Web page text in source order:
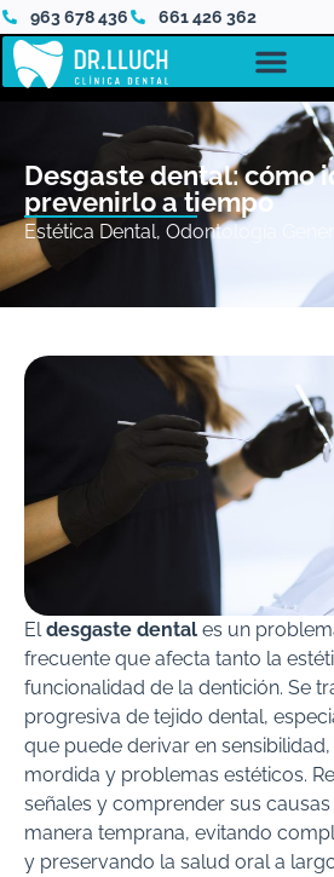
963 678 436 661 426 362
Desgaste dental: cómo
prevenirlo a tiempo
Estética Dental, Odontología
Eldesgaste dental es un
frecuente que afecta tanto la
funcionalidad de la dentición. Se
progresiva de tejido dental,
que puede derivar en
mordida y problemas estéticos.
señales y comprender sus
manera temprana, evitando
y preservando la salud oral a